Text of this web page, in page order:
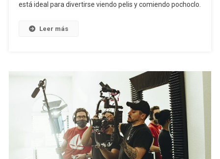
está ideal para divertirse viendo pelis y comiendo pochoclo.
Leer más